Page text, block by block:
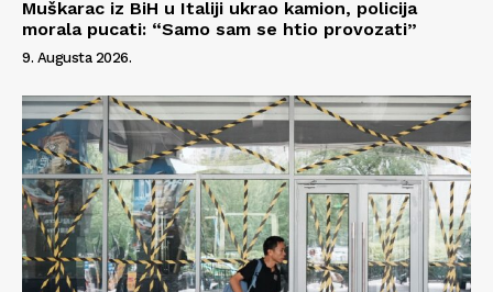
Muškarac iz BiH u Italiji ukrao kamion, policija
morala pucati: “Samo sam se htio provozati”
9. Augusta 2026.